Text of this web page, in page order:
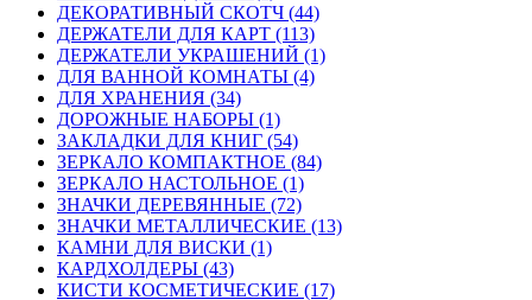
ДЕКОРАТИВНЫЙ СКОТЧ (44)
ДЕРЖАТЕЛИ ДЛЯ КАРТ (113)
ДЕРЖАТЕЛИ УКРАШЕНИЙ (1)
ДЛЯ ВАННОЙ КОМНАТЫ (4)
ДЛЯ ХРАНЕНИЯ (34)
ДОРОЖНЫЕ НАБОРЫ (1)
ЗАКЛАДКИ ДЛЯ КНИГ (54)
ЗЕРКАЛО КОМПАКТНОЕ (84)
ЗЕРКАЛО НАСТОЛЬНОЕ (1)
ЗНАЧКИ ДЕРЕВЯННЫЕ (72)
ЗНАЧКИ МЕТАЛЛИЧЕСКИЕ (13)
КАМНИ ДЛЯ ВИСКИ (1)
КАРДХОЛДЕРЫ (43)
КИСТИ КОСМЕТИЧЕСКИЕ (17)